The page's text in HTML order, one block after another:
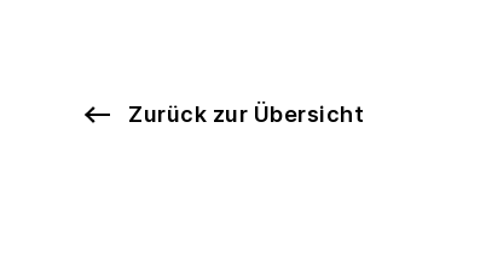
Zurück zur Übersicht